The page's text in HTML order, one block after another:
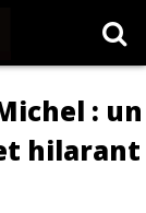
: un
hilarant